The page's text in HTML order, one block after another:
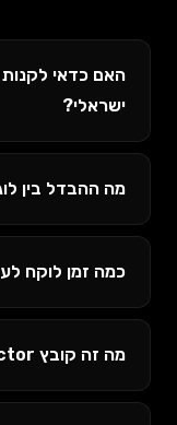
לוגו ב-3,000 ₪ ללוגו ב-15,000 ₪?
לוקח לעצב לוגו